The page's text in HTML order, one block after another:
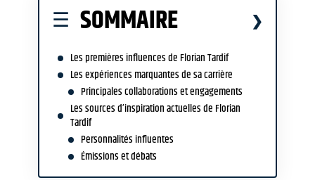
SOMMAIRE
Les premières influences de Florian Tardif
Les expériences marquantes de sa carrière
Principales collaborations et engagements
Les sources d’inspiration actuelles de Florian
Tardif
Personnalités influentes
Émissions et débats